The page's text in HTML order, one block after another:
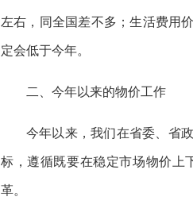
左右，同全国差不多；生活费用
定会低于今年。
二、今年以来的物价工作
今年以来，我们在省委、省
标，遵循既要在稳定市场物价上
革。